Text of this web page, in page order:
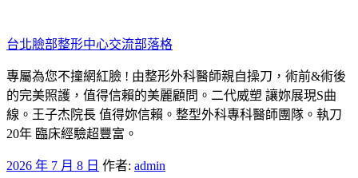
至
主
要
內
容
台北臉部整形中心交流部落格
專屬為您不撞網紅臉 ! 由整形外科醫師親自操刀，術前&術後
的完美照護，值得信賴的美麗顧問。二代威塑 讓妳展現S曲
線。王子杰院長 值得妳信賴。整型外科專科醫師團隊。執刀
20年 臨床經驗超豐富。
發
2026 年 7 月 8 日 作者: admin